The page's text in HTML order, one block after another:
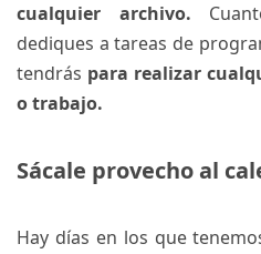
cualquier archivo.
dediques a tareas de
tendrás para realizar
o trabajo.
Sácale provecho al
Hay días en los que